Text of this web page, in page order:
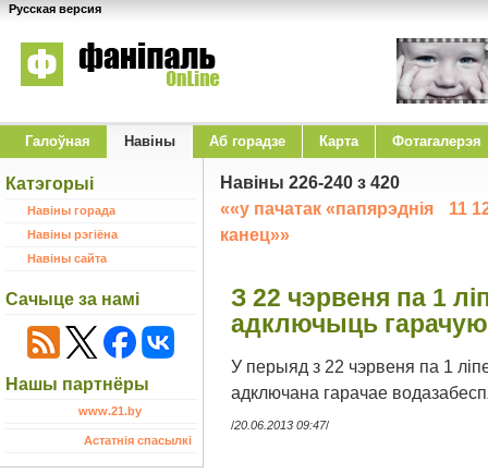
Русская версия
Галоўная Навіны Аб горадзе Карта Фотагалерэя
Катэгорыі
Навіны горада
Навіны рэгіёна
Навіны сайта
Сачыце за намі
Нашы партнёры
www.21.by
Астатнія спасылкі
Навiны 226-240 з 420
««у пачатак «папярэднія 11
канец»»
З 22 чэрвеня па 1
адключыць
У перыяд з 22 чэрвеня па 1
адключана гарачае
/20.06.2013 09:47/